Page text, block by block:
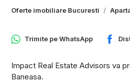
Oferte imobiliare Bucuresti
Trimite peWhatsApp
Impact Real Estate Advisors va
Baneasa.